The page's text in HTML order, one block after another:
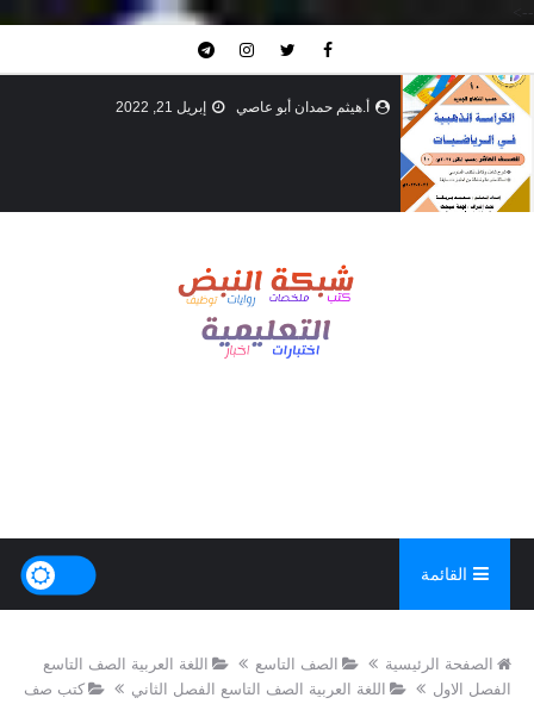
-->
أ.هيثم حمدان أبو عاصي إبريل 21, 2022
القائمة
الصفحة الرئيسية الصف التاسع
اللغة العربية الصف التاسع
الفصل الاول
اللغة العربية الصف التاسع الفصل الثاني
كتب صف